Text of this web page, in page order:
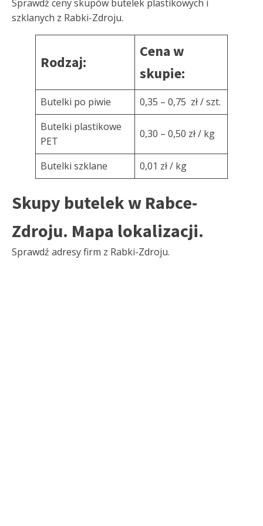
Sprawdź ceny skupów butelek plastikowych i
szklanych z Rabki-Zdroju.
Rodzaj:
Cena w
skupie:
Butelki po piwie
0,35 – 0,75 zł / szt.
Butelki plastikowe
PET
0,30 – 0,50 zł / kg
Butelki szklane 0,01 zł / kg
Skupy butelek w Rabce-
Zdroju. Mapa lokalizacji.
Sprawdź adresy firm z Rabki-Zdroju.